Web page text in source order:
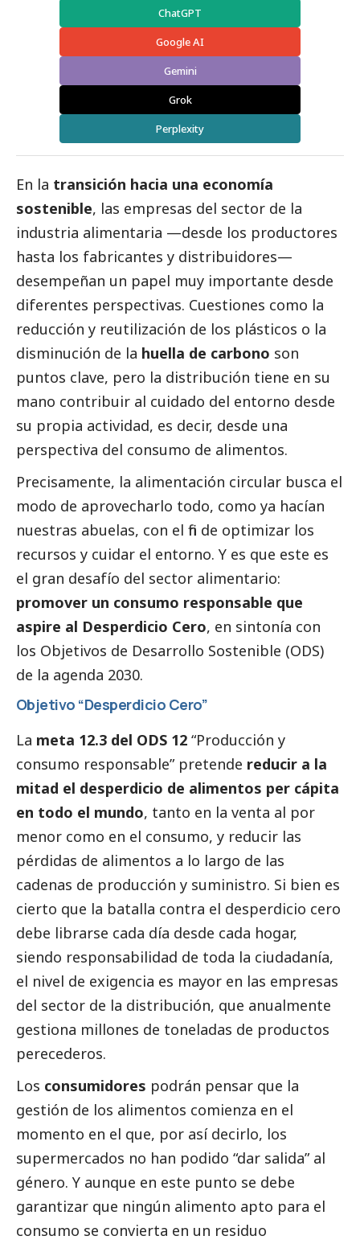
ChatGPT
Google AI
Gemini
Grok
Perplexity
En la transición hacia una economía
sostenible, las empresas del sector de la
industria alimentaria —desde los productores
hasta los fabricantes y distribuidores—
desempeñan un papel muy importante desde
diferentes perspectivas. Cuestiones como la
reducción y reutilización de los plásticos o la
disminución de la huella de carbono son
puntos clave, pero la distribución tiene en su
mano contribuir al cuidado del entorno desde
su propia actividad, es decir, desde una
perspectiva del consumo de alimentos.
Precisamente, la alimentación circular busca el
modo de aprovecharlo todo, como ya hacían
nuestras abuelas, con el fin de optimizar los
recursos y cuidar el entorno. Y es que este es
el gran desafío del sector alimentario:
promover un consumo responsable que
aspire al Desperdicio Cero, en sintonía con
los Objetivos de Desarrollo Sostenible (ODS)
de la agenda 2030.
Objetivo “Desperdicio Cero”
La meta 12.3 del ODS 12 “Producción y
consumo responsable” pretende reducir a la
mitad el desperdicio de alimentos per cápita
en todo el mundo, tanto en la venta al por
menor como en el consumo, y reducir las
pérdidas de alimentos a lo largo de las
cadenas de producción y suministro. Si bien es
cierto que la batalla contra el desperdicio cero
debe librarse cada día desde cada hogar,
siendo responsabilidad de toda la ciudadanía,
el nivel de exigencia es mayor en las empresas
del sector de la distribución, que anualmente
gestiona millones de toneladas de productos
perecederos.
Los consumidores podrán pensar que la
gestión de los alimentos comienza en el
momento en el que, por así decirlo, los
supermercados no han podido “dar salida” al
género. Y aunque en este punto se debe
garantizar que ningún alimento apto para el
consumo se convierta en un residuo